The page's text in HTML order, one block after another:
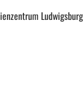
Ludwigsburg